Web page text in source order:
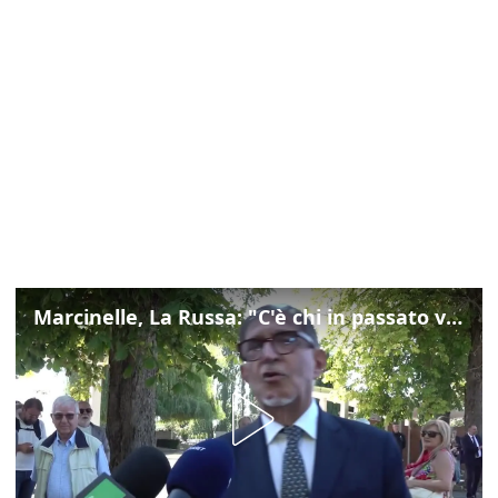
Marcinelle, La Russa: "C'è chi in passato voltava le spalle a Marcinelle"